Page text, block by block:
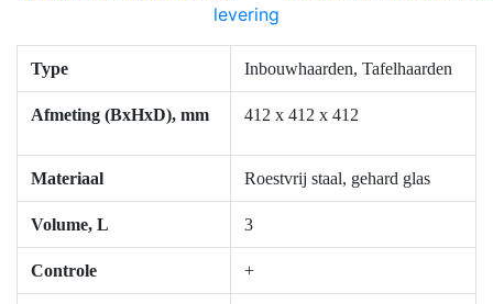
levering
Type Inbouwhaarden, Tafelhaarden
Afmeting (BxHxD), mm 412 x 412 x 412
Materiaal Roestvrij staal, gehard glas
Volume, L 3
Controle +